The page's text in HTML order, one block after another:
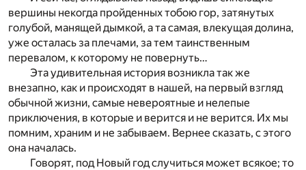
вершины некогда пройденных тобою гор, затянутых
голубой, манящей дымкой, а та самая, влекущая долина,
уже осталась за плечами, за тем таинственным
перевалом, к которому не повернуть…
Эта удивительная история возникла так же
внезапно, как и происходят в нашей, на первый взгляд
обычной жизни, самые невероятные и нелепые
приключения, в которые и верится и не верится. Их мы
помним, храним и не забываем. Вернее сказать, с этого
она началась.
Говорят, под Новый год случиться может всякое; то